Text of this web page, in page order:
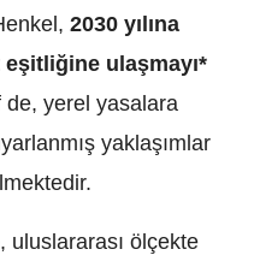
2030 yılına
ulaşmayı*
de, yerel yasalara
yaklaşımlar
uluslararası ölçekte